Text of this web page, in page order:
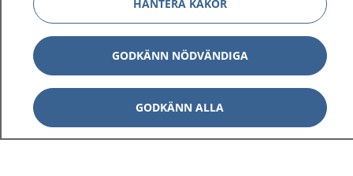
1177 på flera språk Visa
Om 1177 Visa
Kontakt Visa
HANTERA KAKOR
GODKÄNN NÖDVÄNDIGA
GODKÄNN ALLA